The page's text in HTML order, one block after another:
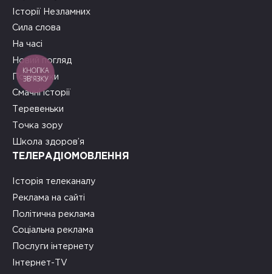
Історії Незламних
Сила слова
На часі
Новий погляд
Подружки
Смачні історії
Теревеньки
Точка зору
Школа здоров’я
ТЕЛЕРАДІОМОВЛЕННЯ
Історія телеканалу
Реклама на сайті
Політична реклама
Соціальна реклама
Послуги інтернету
Інтернет-TV
КНОПКА
ЗВ'ЯЗКУ